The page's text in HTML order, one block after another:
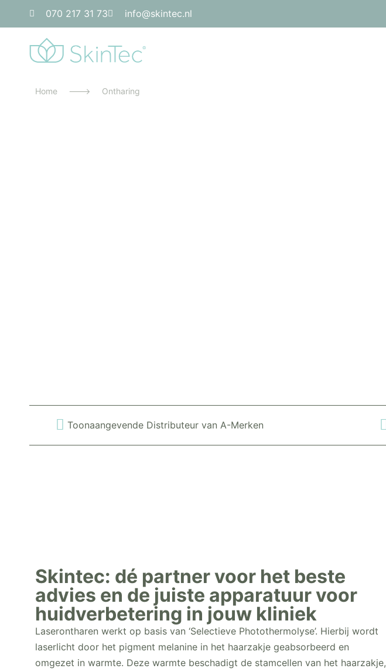
070 217 31 73 info@skintec.nl
Home ---> Ontharing
Toonaangevende Distributeur van A-Merken
Skintec: dé partner voor het beste
advies en de juiste apparatuur voor
huidverbetering in jouw kliniek
Laserontharen werkt op basis van ‘Selectieve Photothermolyse’. Hierbij wordt
laserlicht door het pigment melanine in het haarzakje geabsorbeerd en
omgezet in warmte. Deze warmte beschadigt de stamcellen van het haarzakje,